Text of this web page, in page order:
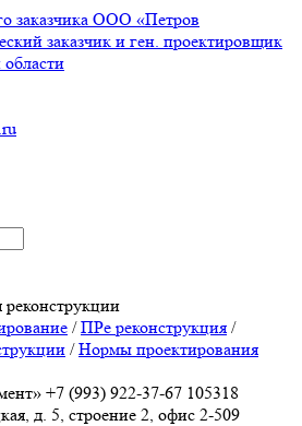
ООО «Петров
заказчик и ген. проектировщик
/ПРе реконструкция /
/Нормы проектирования
+7 (993) 922-37-67 105318
д. 5, строение 2, офис 2-509